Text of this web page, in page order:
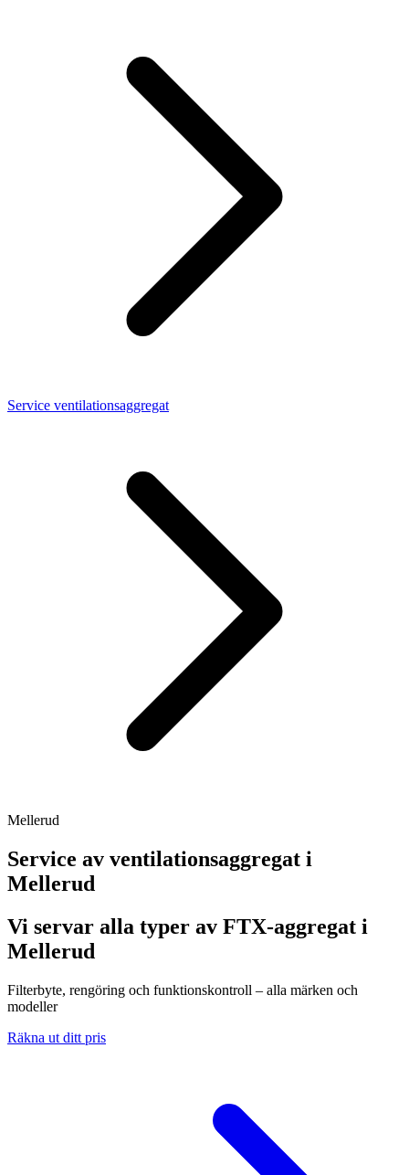
Service ventilationsaggregat
Mellerud
Service av ventilationsaggregat i
Mellerud
Vi servar alla typer av FTX-aggregat i
Mellerud
Filterbyte, rengöring och funktionskontroll – alla märken och
modeller
Räkna ut ditt pris